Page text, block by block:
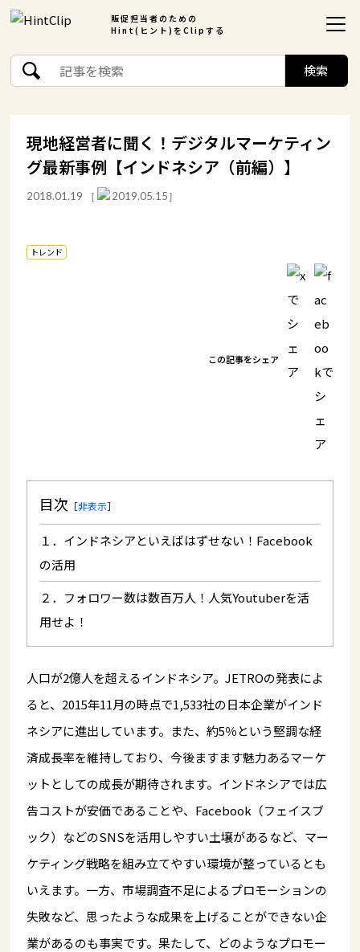
販促担当者のための
Hint(ヒント)をClipする
現地経営者に聞く！デジタルマーケティン
グ最新事例【インドネシア（前編）】
2018.01.19 ［ 2019.05.15］
トレンド
この記事をシェア
目次 ［非表示］
１．インドネシアといえばはずせない！Facebook
の活用
２．フォロワー数は数百万人！人気Youtuberを活
用せよ！
人口が2億人を超えるインドネシア。JETROの発表によ
ると、2015年11月の時点で1,533社の日本企業がインド
ネシアに進出しています。また、約5％という堅調な経
済成長率を維持しており、今後ますます魅力あるマーケ
ットとしての成長が期待されます。インドネシアでは広
告コストが安価であることや、Facebook（フェイスブ
ック）などのSNSを活用しやすい土壌があるなど、マー
ケティング戦略を組み立てやすい環境が整っているとも
いえます。一方、市場調査不足によるプロモーションの
失敗など、思ったような成果を上げることができない企
業があるのも事実です。果たして、どのようなプロモー